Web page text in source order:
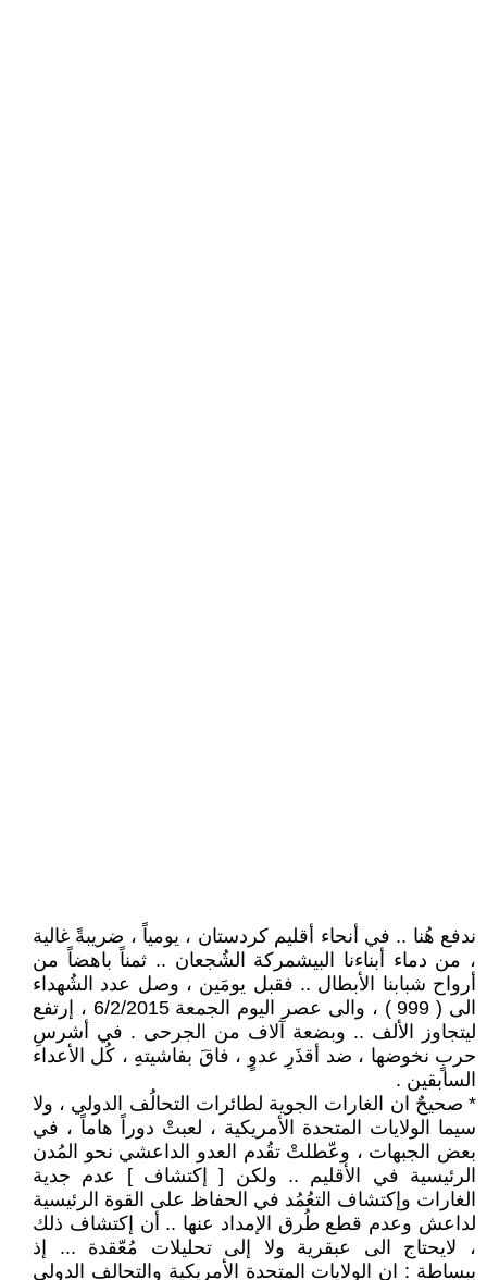
ندفع هُنا .. في أنحاء أقليم كردستان ، يومياً ، ضريبةً غالية
، من دماء أبناءنا البيشمركة الشُجعان .. ثمناً باهضاً من
أرواح شبابنا الأبطال .. فقبل يومَين ، وصل عدد الشُهداء
الى ( 999 ) ، والى عصر اليوم الجمعة 6/2/2015 ، إرتفع
ليتجاوز الألف .. وبضعة آلاف من الجرحى . في أشرسِ
حربٍ نخوضها ، ضد أقذَرِ عدوٍ ، فاقَ بفاشيتهِ ، كُل الأعداء
السابقين .
* صحيحٌ ان الغارات الجوية لطائرات التحالُف الدولي ، ولا
سيما الولايات المتحدة الأمريكية ، لعبتْ دوراً هاماً ، في
بعض الجبهات ، وعّطلتْ تقُدم العدو الداعشي نحو المُدن
الرئيسية في الأقليم .. ولكن [ إكتشاف ] عدم جدية
الغارات وإكتشاف التعُمُد في الحفاظ على القوة الرئيسية
لداعش وعدم قطع طُرق الإمداد عنها .. أن إكتشاف ذلك
، لايحتاج الى عبقرية ولا إلى تحليلات مُعّقدة ... إذ
ببساطة : ان الولايات المتحدة الأمريكية والتحالف الدولي